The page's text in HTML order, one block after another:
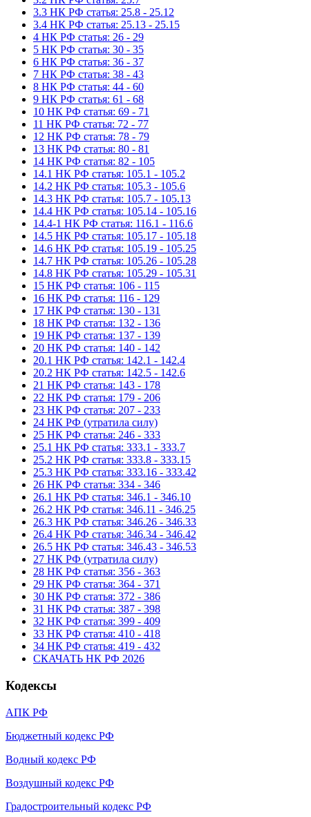
3.3 НК РФ статья: 25.8 - 25.12
3.4 НК РФ статья: 25.13 - 25.15
4 НК РФ статья: 26 - 29
5 НК РФ статья: 30 - 35
6 НК РФ статья: 36 - 37
7 НК РФ статья: 38 - 43
8 НК РФ статья: 44 - 60
9 НК РФ статья: 61 - 68
10 НК РФ статья: 69 - 71
11 НК РФ статья: 72 - 77
12 НК РФ статья: 78 - 79
13 НК РФ статья: 80 - 81
14 НК РФ статья: 82 - 105
14.1 НК РФ статья: 105.1 - 105.2
14.2 НК РФ статья: 105.3 - 105.6
14.3 НК РФ статья: 105.7 - 105.13
14.4 НК РФ статья: 105.14 - 105.16
14.4-1 НК РФ статья: 116.1 - 116.6
14.5 НК РФ статья: 105.17 - 105.18
14.6 НК РФ статья: 105.19 - 105.25
14.7 НК РФ статья: 105.26 - 105.28
14.8 НК РФ статья: 105.29 - 105.31
15 НК РФ статья: 106 - 115
16 НК РФ статья: 116 - 129
17 НК РФ статья: 130 - 131
18 НК РФ статья: 132 - 136
19 НК РФ статья: 137 - 139
20 НК РФ статья: 140 - 142
20.1 НК РФ статья: 142.1 - 142.4
20.2 НК РФ статья: 142.5 - 142.6
21 НК РФ статья: 143 - 178
22 НК РФ статья: 179 - 206
23 НК РФ статья: 207 - 233
24 НК РФ (утратила силу)
25 НК РФ статья: 246 - 333
25.1 НК РФ статья: 333.1 - 333.7
25.2 НК РФ статья: 333.8 - 333.15
25.3 НК РФ статья: 333.16 - 333.42
26 НК РФ статья: 334 - 346
26.1 НК РФ статья: 346.1 - 346.10
26.2 НК РФ статья: 346.11 - 346.25
26.3 НК РФ статья: 346.26 - 346.33
26.4 НК РФ статья: 346.34 - 346.42
26.5 НК РФ статья: 346.43 - 346.53
27 НК РФ (утратила силу)
28 НК РФ статья: 356 - 363
29 НК РФ статья: 364 - 371
30 НК РФ статья: 372 - 386
31 НК РФ статья: 387 - 398
32 НК РФ статья: 399 - 409
33 НК РФ статья: 410 - 418
34 НК РФ статья: 419 - 432
СКАЧАТЬ НК РФ 2026
Кодексы
АПК РФ
Бюджетный кодекс РФ
Водный кодекс РФ
Воздушный кодекс РФ
Градостроительный кодекс РФ